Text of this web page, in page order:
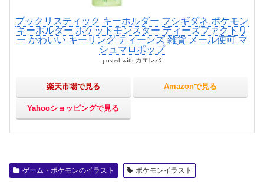
プックリスティック キーホルダー フシギダネ ポケモン
キーホルダー ポケットモンスター ティーズファクトリ
ー かわいい キーリング ティーンズ 雑貨 メール便可 マ
シュマロポップ
posted with カエレバ
楽天市場で見る Amazonで見る
Yahooショッピングで見る
ゲーム・ポケモンのイラスト ポケモンイラスト